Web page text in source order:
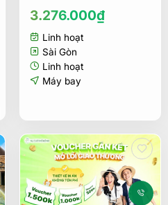
3.276.000₫
Linh hoạt
Sài Gòn
Linh hoạt
Máy bay